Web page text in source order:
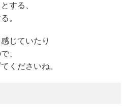
する、
。
じていたり
、
くださいね。